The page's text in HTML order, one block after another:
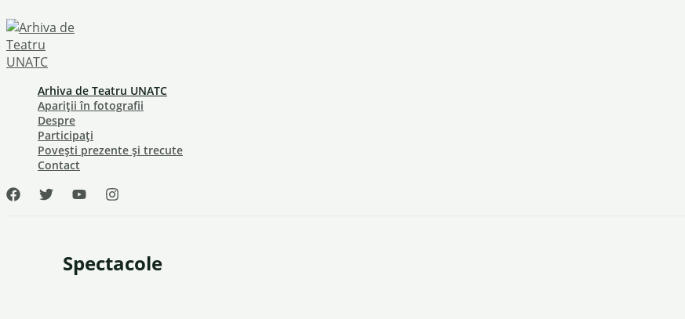
to
content
Arhiva de Teatru UNATC
Apariții în fotografii
Despre
Participați
Povești prezente și trecute
Contact
Spectacole